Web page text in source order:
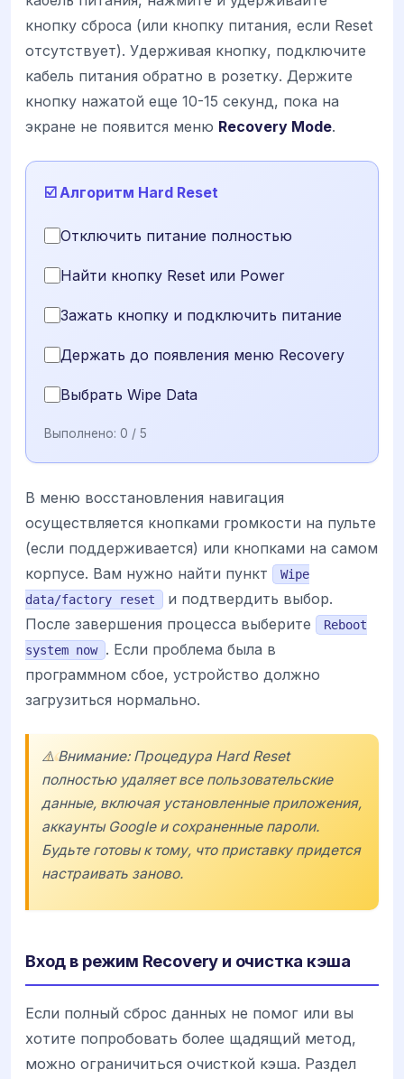
кнопку сброса (или кнопку питания, если Reset
отсутствует). Удерживая кнопку, подключите
кабель питания обратно в розетку. Держите
кнопку нажатой еще 10-15 секунд, пока на
экране не появится меню Recovery Mode.
☑️ Алгоритм Hard Reset
Отключить питание полностью
Найти кнопку Reset или Power
Зажать кнопку и подключить питание
Держать до появления меню Recovery
Выбрать Wipe Data
Выполнено: 0 / 5
В меню восстановления навигация
осуществляется кнопками громкости на пульте
(если поддерживается) или кнопками на самом
корпусе. Вам нужно найти пункт
Wipe
data/factory reset
и подтвердить выбор.
После завершения процесса выберите
Reboot
system now
. Если проблема была в
программном сбое, устройство должно
загрузиться нормально.
⚠️ Внимание: Процедура Hard Reset
полностью удаляет все пользовательские
данные, включая установленные приложения,
аккаунты Google и сохраненные пароли.
Будьте готовы к тому, что приставку придется
настраивать заново.
Вход в режим Recovery и очистка кэша
Если полный сброс данных не помог или вы
хотите попробовать более щадящий метод,
можно ограничиться очисткой кэша. Раздел